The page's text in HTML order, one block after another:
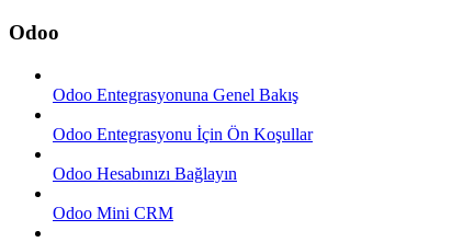
Odoo
Odoo Entegrasyonuna Genel Bakış
Odoo Entegrasyonu İçin Ön Koşullar
Odoo Hesabınızı Bağlayın
Odoo Mini CRM